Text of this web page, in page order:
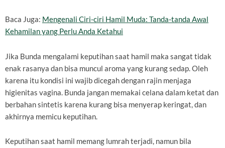
Baca Juga: Mengenali Ciri-ciri Hamil Muda: Tanda-tanda Awal
Kehamilan yang Perlu Anda Ketahui
Jika Bunda mengalami keputihan saat hamil maka sangat tidak
enak rasanya dan bisa muncul aroma yang kurang sedap. Oleh
karena itu kondisi ini wajib dicegah dengan rajin menjaga
higienitas vagina. Bunda jangan memakai celana dalam ketat dan
berbahan sintetis karena kurang bisa menyerap keringat, dan
akhirnya memicu keputihan.
Keputihan saat hamil memang lumrah terjadi, namun bila